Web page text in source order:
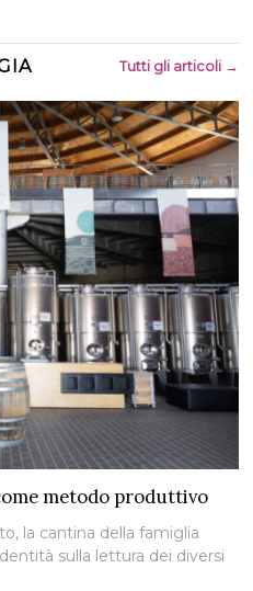
Tutti gli articoli →
metodo produttivo
la cantina della famiglia
sulla lettura dei diversi